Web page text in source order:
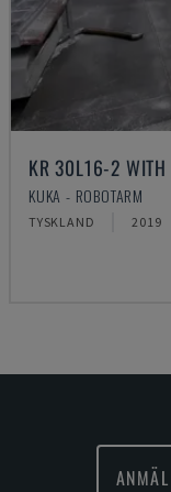
KR 30L16-2
KUKA - ROBOTARM
TYSKLAND 2019